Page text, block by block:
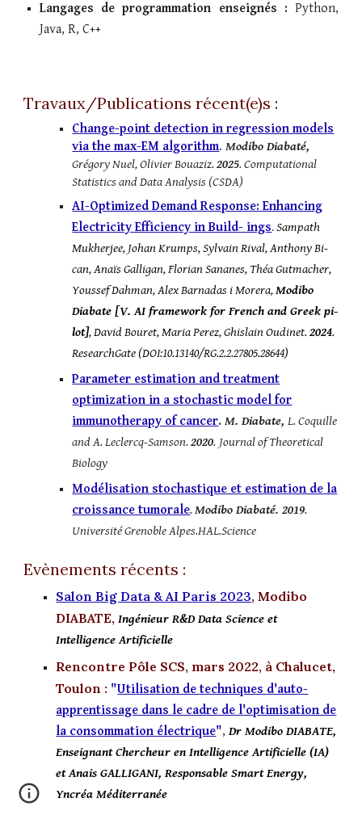
Langages de programmation enseignés : Python,
Java, R, C++
Travaux/Publications récent(e)s :
Change-point detection in regression models
via the max-EM algorithm.Modibo Diabaté,
Grégory Nuel, Olivier Bouaziz.2025. Computational
Statistics and Data Analysis (CSDA)
AI-Optimized Demand Response: Enhancing
Electricity Efficiency in Build- ings.Sampath
Mukherjee, Johan Krumps, Sylvain Rival, Anthony Bi-
can, Anaïs Galligan, Florian Sananes, Théa Gutmacher,
Youssef Dahman, Alex Barnadas i Morera,Modibo
Diabate [V. AI framework for French and Greek pi-
lot], David Bouret, Maria Perez, Ghislain Oudinet.2024.
ResearchGate (DOI:10.13140/RG.2.2.27805.28644)
Parameter estimation and treatment
optimization in a stochastic model for
immunotherapy of cancer.M. Diabate,L. Coquille
and A. Leclercq-Samson.2020. Journal of Theoretical
Biology
Modélisation stochastique et estimation de la
croissance tumorale.Modibo Diabaté. 2019.
Université Grenoble Alpes.HAL.Science
Evènements récents :
Salon Big Data & AI Paris 2023, Modibo
DIABATE,Ingénieur R&D Data Science et
Intelligence Artificielle
Rencontre Pôle SCS, mars 2022, à Chalucet,
Toulon : "Utilisation de techniques d'auto-
apprentissage dans le cadre de l'optimisation de
la consommation électrique",Dr Modibo DIABATE,
Enseignant Chercheur en Intelligence Artificielle (IA)
et Anais GALLIGANI, Responsable Smart Energy,
Yncréa Méditerranée